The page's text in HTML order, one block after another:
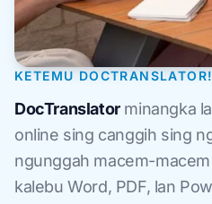
KETEMU DOCTRANSLATOR!
DocTranslatorminangka
online sing canggih sing
ngunggah macem-
kalebu Word, PDF, lan